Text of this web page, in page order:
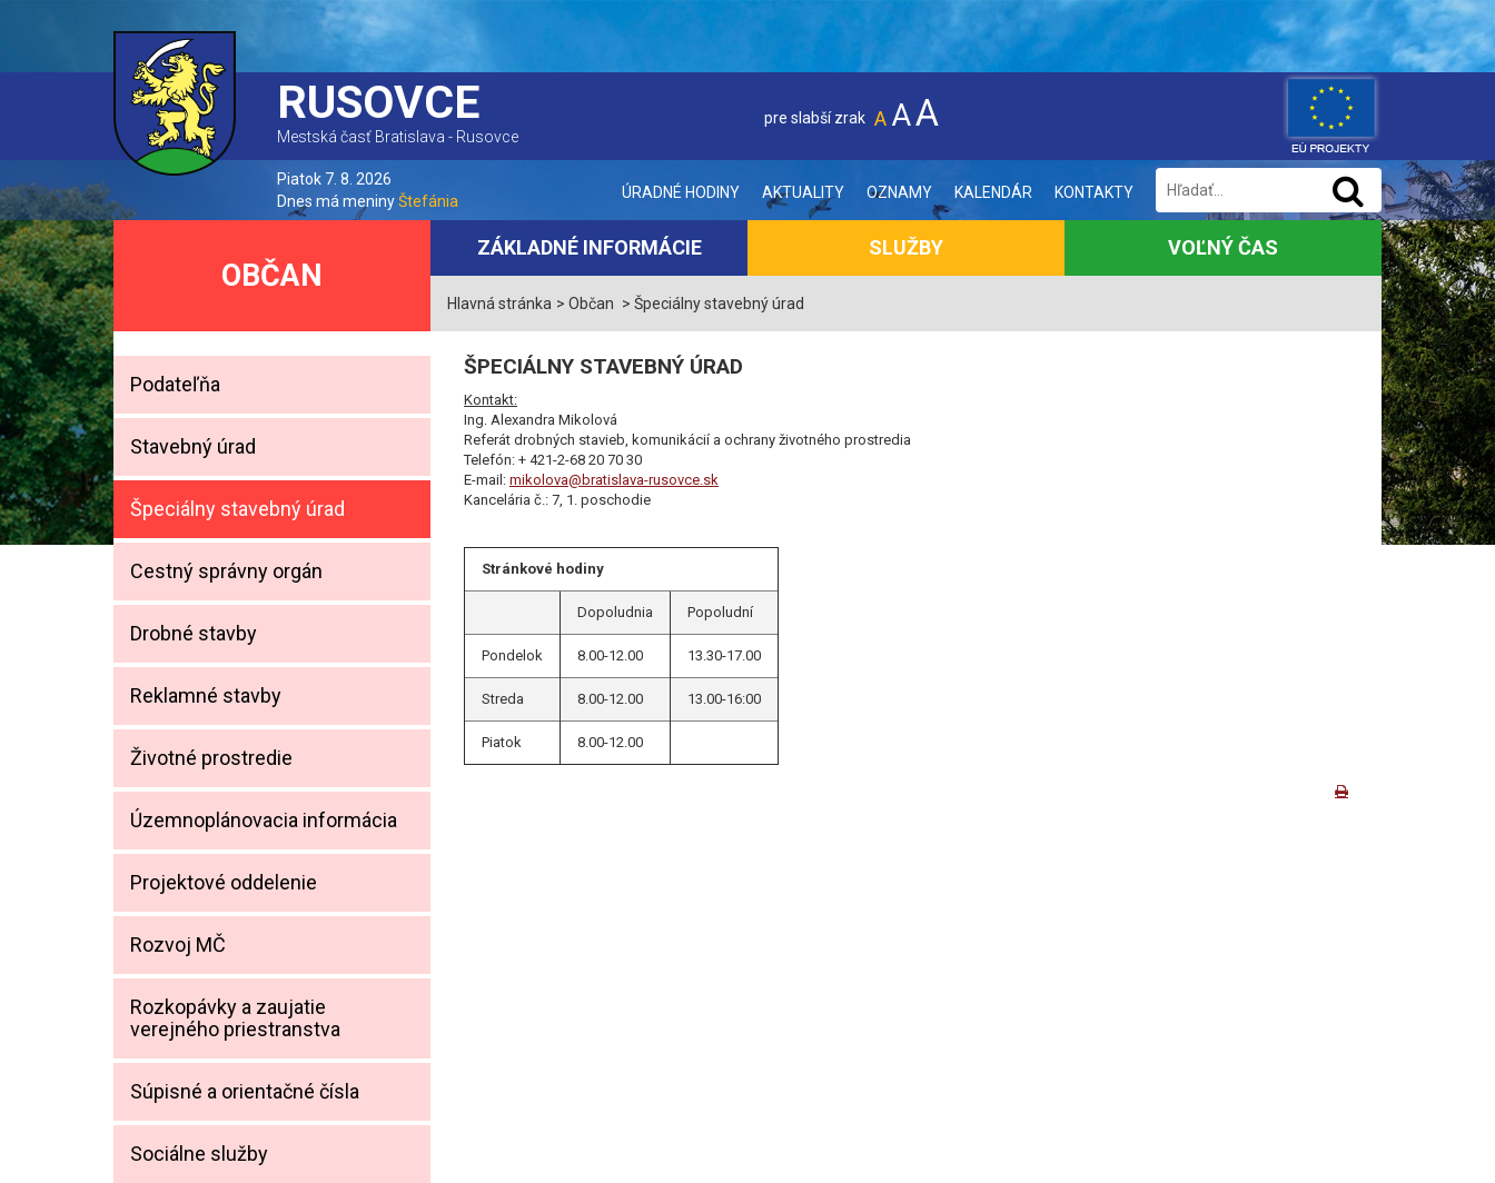
RUSOVCE
Mestská časť Bratislava - Rusovce
pre slabší zrak A AA
Piatok 7. 8. 2026
Dnes má meninyŠtefánia ÚRADNÉ HODINY AKTUALITY OZNAMY KALENDÁR KONTAKTY
ZÁKLADNÉ INFORMÁCIE
OBČAN
Podateľňa
Stavebný úrad
Špeciálny stavebný úrad
Cestný správny orgán
Drobné stavby
Reklamné stavby
Životné prostredie
Územnoplánovacia informácia
Projektové oddelenie
Rozvoj MČ
Rozkopávky a zaujatie
verejného priestranstva
Súpisné a orientačné čísla
Sociálne služby
SLUŽBY VOĽNÝ ČAS
Hlavná stránka Občan Špeciálny stavebný úrad
ŠPECIÁLNY STAVEBNÝ ÚRAD
Kontakt:
Ing. Alexandra Mikolová
Referát drobných stavieb, komunikácií a ochrany životného prostredia
Telefón: + 421-2-68 20 70 30
E-mail: mikolova@bratislava-rusovce.sk
Kancelária č.: 7, 1. poschodie
Stránkové hodiny
Dopoludnia Popoludní
Pondelok 8.00-12.00 13.30-17.00
Streda 8.00-12.00 13.00-16:00
Piatok 8.00-12.00